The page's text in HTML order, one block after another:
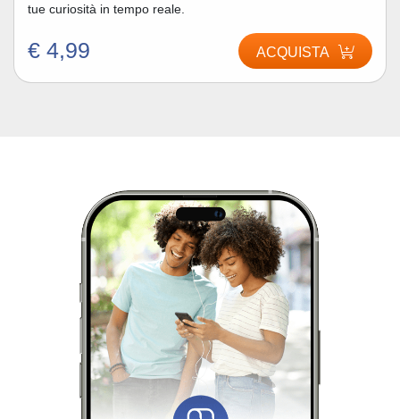
tue curiosità in tempo reale.
€ 4,99 ACQUISTA